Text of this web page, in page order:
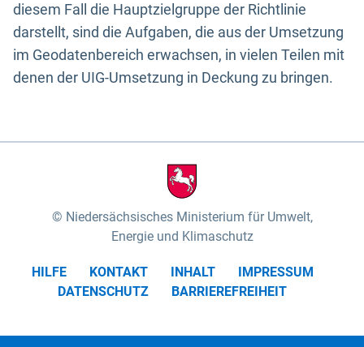
diesem Fall die Hauptzielgruppe der Richtlinie
darstellt, sind die Aufgaben, die aus der Umsetzung
im Geodatenbereich erwachsen, in vielen Teilen mit
denen der UIG-Umsetzung in Deckung zu bringen.
Niedersächsisches Ministerium für Umwelt,
Energie und Klimaschutz
HILFE KONTAKT INHALT
IMPRESSUM
DATENSCHUTZ
BARRIEREFREIHEIT